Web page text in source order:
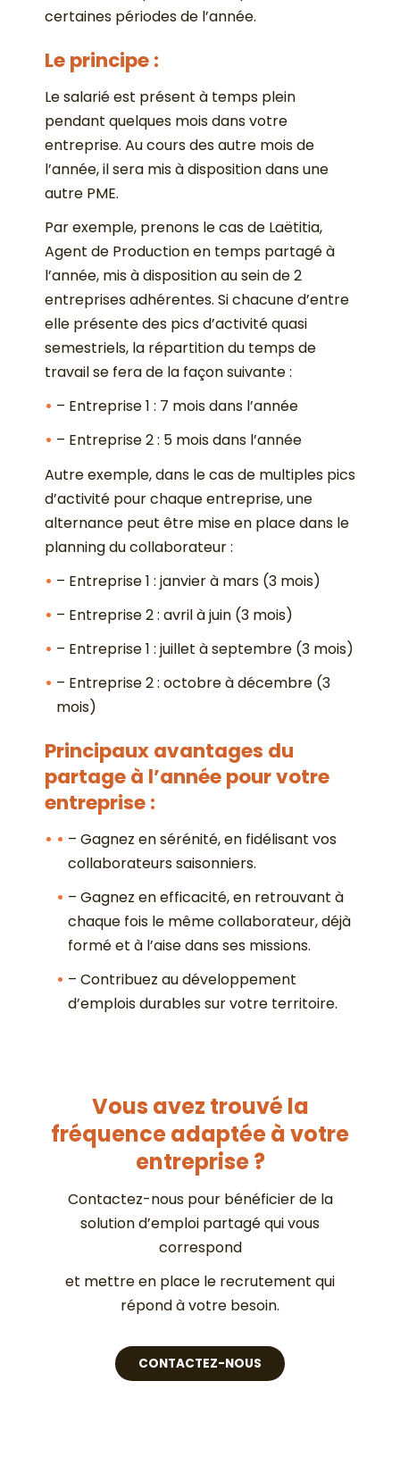
certaines périodes de l’année.
Le principe :
Le salarié est présent à temps plein
pendant quelques mois dans votre
entreprise. Au cours des autre mois de
l’année, il sera mis à disposition dans une
autre PME.
Par exemple, prenons le cas de Laëtitia,
Agent de Production en temps partagé à
l’année, mis à disposition au sein de 2
entreprises adhérentes. Si chacune d’entre
elle présente des pics d’activité quasi
semestriels, la répartition du temps de
travail se fera de la façon suivante :
– Entreprise 1 : 7 mois dans l’année
– Entreprise 2 : 5 mois dans l’année
Autre exemple, dans le cas de multiples pics
d’activité pour chaque entreprise, une
alternance peut être mise en place dans le
planning du collaborateur :
– Entreprise 1 : janvier à mars (3 mois)
– Entreprise 2 : avril à juin (3 mois)
– Entreprise 1 : juillet à septembre (3 mois)
– Entreprise 2 : octobre à décembre (3
mois)
Principaux avantages du
partage à l’année pour votre
entreprise :
– Gagnez en sérénité, en fidélisant vos
collaborateurs saisonniers.
– Gagnez en efficacité, en retrouvant à
chaque fois le même collaborateur, déjà
formé et à l’aise dans ses missions.
– Contribuez au développement
d’emplois durables sur votre territoire.
Vous avez trouvé la
fréquence adaptée à votre
entreprise ?
Contactez-nous pour bénéficier de la
solution d’emploi partagé qui vous
correspond
et mettre en place le recrutement qui
répond à votre besoin.
CONTACTEZ-NOUS